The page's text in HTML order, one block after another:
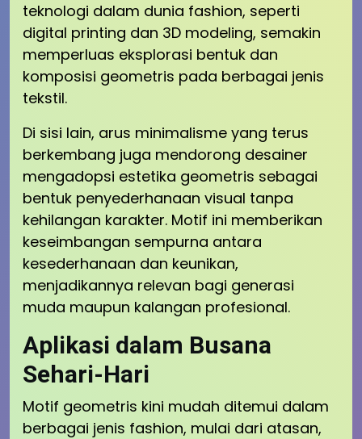
teknologi dalam dunia fashion, seperti
digital printing dan 3D modeling, semakin
memperluas eksplorasi bentuk dan
komposisi geometris pada berbagai jenis
tekstil.
Di sisi lain, arus minimalisme yang terus
berkembang juga mendorong desainer
mengadopsi estetika geometris sebagai
bentuk penyederhanaan visual tanpa
kehilangan karakter. Motif ini memberikan
keseimbangan sempurna antara
kesederhanaan dan keunikan,
menjadikannya relevan bagi generasi
muda maupun kalangan profesional.
Aplikasi dalam Busana
Sehari-Hari
Motif geometris kini mudah ditemui dalam
berbagai jenis fashion, mulai dari atasan,